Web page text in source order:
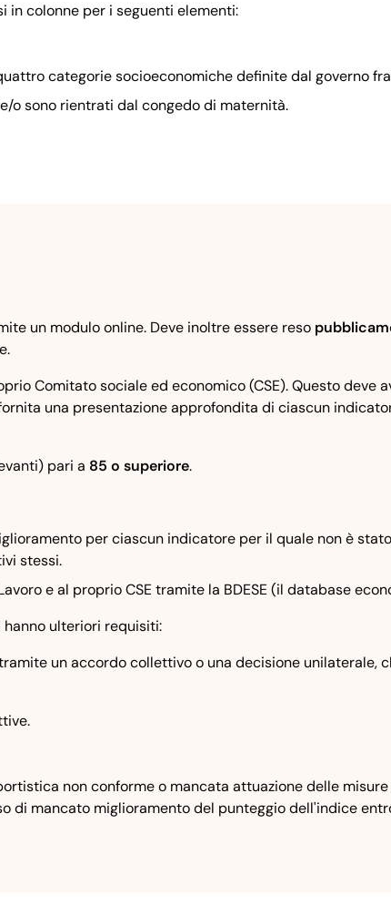
in colonne per i seguenti elementi:
categorie socioeconomiche definite dal governo
o sono rientrati dal congedo di maternità.
un modulo online. Deve inoltre essere reso
Comitato sociale ed economico (CSE). Questo deve
una presentazione approfondita di ciascun
pari a 85 o superiore.
per ciascun indicatore per il quale non è
stessi.
e al proprio CSE tramite la BDESE (il database
hanno ulteriori requisiti:
un accordo collettivo o una decisione unilaterale,
non conforme o mancata attuazione delle
di mancato miglioramento del punteggio dell'indice